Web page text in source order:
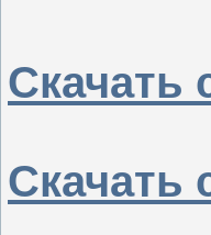
Скачать
Скачать